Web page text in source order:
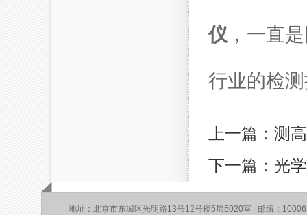
仪 ，一直
行业的检
上一篇：测
下一篇：光
地址：北京市东城区光明路13号12号楼5层5020室 邮编：